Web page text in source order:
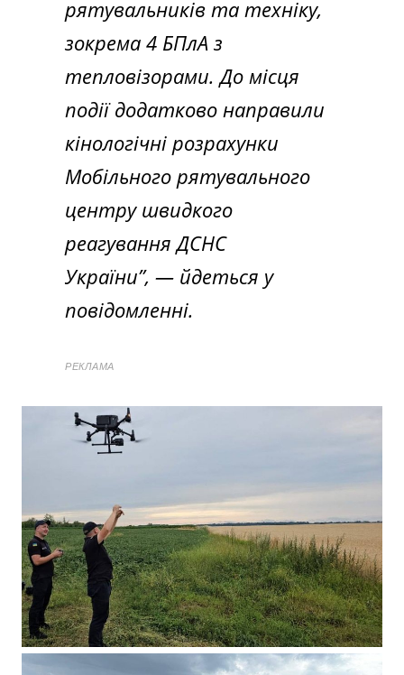
рятувальників та техніку,
зокрема 4 БПлА з
тепловізорами. До місця
події додатково направили
кінологічні розрахунки
Мобільного рятувального
центру швидкого
реагування ДСНС
України”, — йдеться у
повідомленні.
РЕКЛАМА